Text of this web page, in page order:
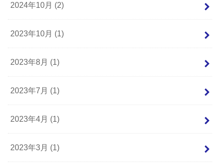
2024年10月 (2)
2023年10月 (1)
2023年8月 (1)
2023年7月 (1)
2023年4月 (1)
2023年3月 (1)